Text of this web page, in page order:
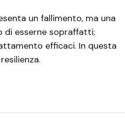
un fallimento, ma una
di esserne sopraffatti;
efficaci. In questa